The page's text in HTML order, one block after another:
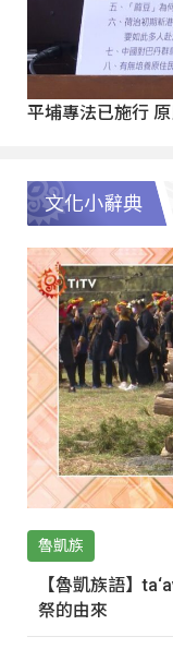
平埔專法已施行
文化小辭典
魯凱族
【魯凱族語】
祭的由來